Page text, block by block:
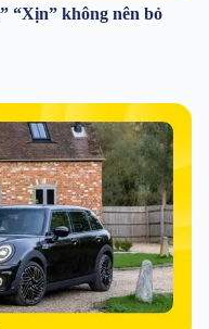
“Xịn” không nên bỏ